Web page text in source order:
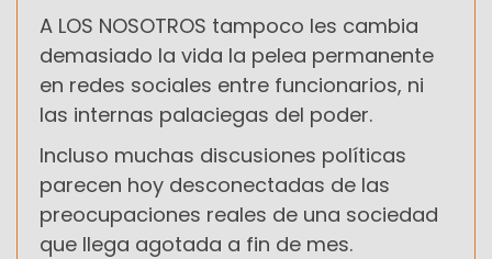
A LOS NOSOTROS tampoco les cambia
demasiado la vida la pelea permanente
en redes sociales entre funcionarios, ni
las internas palaciegas del poder.
Incluso muchas discusiones políticas
parecen hoy desconectadas de las
preocupaciones reales de una sociedad
que llega agotada a fin de mes.